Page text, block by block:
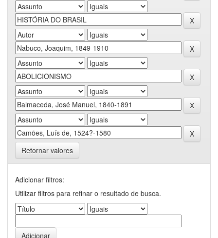
Retornar valores
Adicionar filtros:
Utilizar filtros para refinar o resultado de busca.